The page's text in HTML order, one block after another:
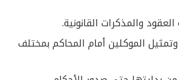
والمذكرات القانونية.
الموكلين أمام المحاكم بمختلف